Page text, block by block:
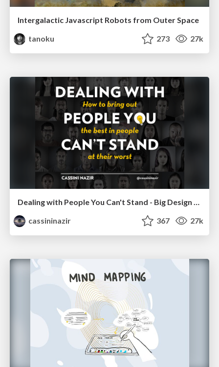
Intergalactic Javascript Robots from Outer Space
tanoku
273 27k
Dealing with People You Can't Stand - Big Design 2015
cassininazir
367 27k